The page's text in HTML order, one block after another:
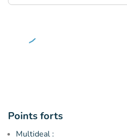
Points forts
Multideal :